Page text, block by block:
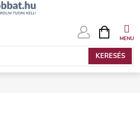
KERESÉS
KOSÁR